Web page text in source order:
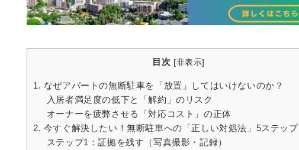
目次 [非表示]
1. なぜアパートの無断駐車を「放置」してはいけないのか？
入居者満足度の低下と「解約」のリスク
オーナーを疲弊させる「対応コスト」の正体
2. 今すぐ解決したい！無断駐車への「正しい対処法」5ステップ
ステップ1：証拠を残す（写真撮影・記録）